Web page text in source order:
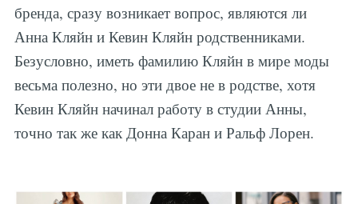
бренда, сразу возникает вопрос, являются ли
Анна Кляйн и Кевин Кляйн родственниками.
Безусловно, иметь фамилию Кляйн в мире моды
весьма полезно, но эти двое не в родстве, хотя
Кевин Кляйн начинал работу в студии Анны,
точно так же как Донна Каран и Ральф Лорен.